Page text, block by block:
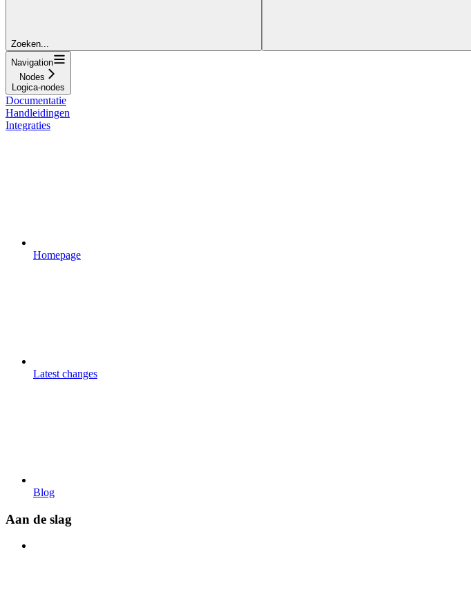
Zoeken...
Navigation
Nodes
Logica-nodes
Documentatie
Handleidingen
Integraties
Homepage
Latest changes
Blog
Aan de slag